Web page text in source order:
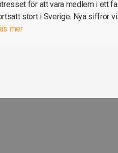
för att vara medlem i ett
stort i Sverige. Nya siffror
mer